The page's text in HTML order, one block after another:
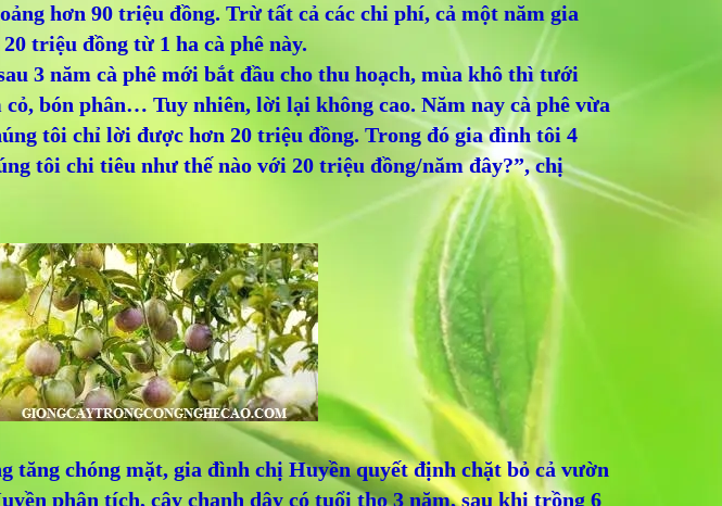
hơn 90 triệu đồng. Trừ tất cả các chi phí, cả một năm gia
triệu đồng từ 1 ha cà phê này.
3 năm cà phê mới bắt đầu cho thu hoạch, mùa khô thì tưới
bón phân… Tuy nhiên, lời lại không cao. Năm nay cà phê vừa
tôi chỉ lời được hơn 20 triệu đồng. Trong đó gia đình tôi 4
tôi chi tiêu như thế nào với 20 triệu đồng/năm đây?”, chị
tăng chóng mặt, gia đình chị Huyền quyết định chặt bỏ cả vườn
phân tích, cây chanh dây có tuổi thọ 3 năm, sau khi trồng 6